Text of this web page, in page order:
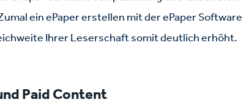
ein ePaper erstellen mit der ePaper Software
Ihrer Leserschaft somit deutlich erhöht.
Paid Content